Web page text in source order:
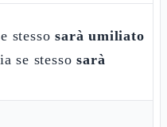
stessosarà umiliato
se stessosarà